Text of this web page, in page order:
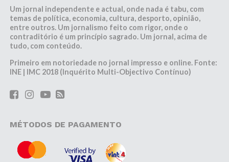
Um jornal independente e actual, onde nada é tabu, com
temas de política, economia, cultura, desporto, opinião,
entre outros. Um jornalismo feito com rigor, onde o
contraditório é um princípio sagrado. Um jornal, acima de
tudo, com conteúdo.
Primeiro em notoriedade no jornal impresso e online. Fonte:
INE | IMC 2018 (Inquérito Multi-Objectivo Contínuo)
MÉTODOS DE PAGAMENTO